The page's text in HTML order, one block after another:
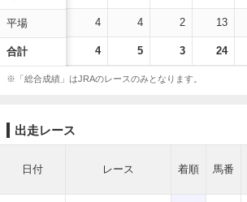
平場
合計
4 4 2 13
4 5 3 24
※「総合成績」はJRAのレースのみとなります。
出走レース
日付 レース 着順 馬番